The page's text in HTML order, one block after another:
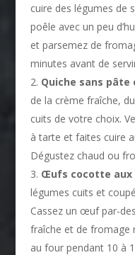
cuire des légumes de
poêle avec un peu
et parsemez de
minutes avant de
Quiche sans pâte
de la crème fraîche,
cuits de votre choix.
à tarte et faites cuire
Dégustez chaud ou
Œufs cocotte aux
légumes cuits et
Cassez un œuf par-
fraîche et de fromage
au four pendant 10 à